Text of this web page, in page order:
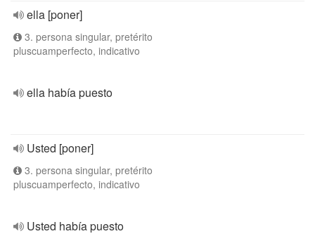
ella [poner]
3. persona singular, pretérito
pluscuamperfecto, indicativo
ella había puesto
Usted [poner]
3. persona singular, pretérito
pluscuamperfecto, indicativo
Usted había puesto